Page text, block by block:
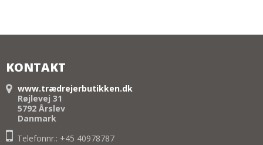
KONTAKT
www.trædrejerbutikken.dk
Røjlevej 31
5792 Årslev
Danmark
Telefonnr.: +45 40978787